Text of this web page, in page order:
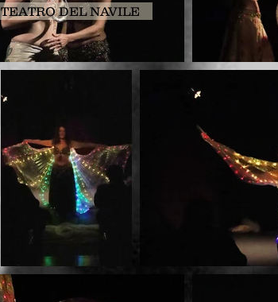
TEATRO DEL NAVILE